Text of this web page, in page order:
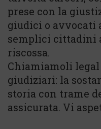
prese con la
giudici o avvocati
semplici cittadini
riscossa.
Chiamiamoli
giudiziari: la
storia con trame
assicurata. Vi